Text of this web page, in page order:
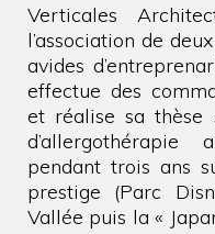
Verticales
l’association de
avides
effectue des
et réalise sa thèse
pendant trois ans
prestige (Parc
Vallée puis la «